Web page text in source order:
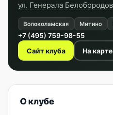
ул. Генерала
Волоколамская Митино
+7 (495) 759-98-55
Сайт клуба
На карте
О клубе